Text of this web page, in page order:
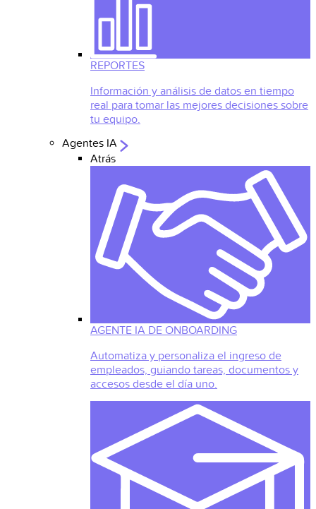
REPORTES
Información y análisis de datos en tiempo
real para tomar las mejores decisiones sobre
tu equipo.
Agentes IA
Atrás
AGENTE IA DE ONBOARDING
Automatiza y personaliza el ingreso de
empleados, guiando tareas, documentos y
accesos desde el día uno.